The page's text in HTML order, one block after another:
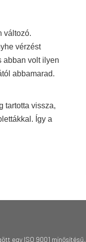
változó.
vérzést
abban volt ilyen
abbamarad.
tartotta vissza,
Így a
egy ISO 9001 minősítésű,